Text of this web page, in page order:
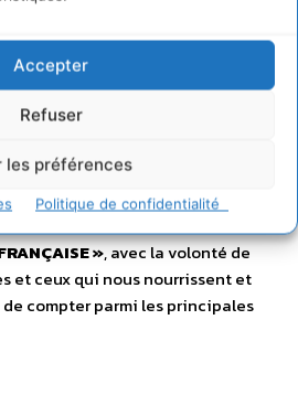
Accepter
Refuser
les préférences
Politique de confidentialité
un engagement
du
de l’Agriculture
», avec la volonté de
et ceux qui nous nourrissent et
compter parmi les principales